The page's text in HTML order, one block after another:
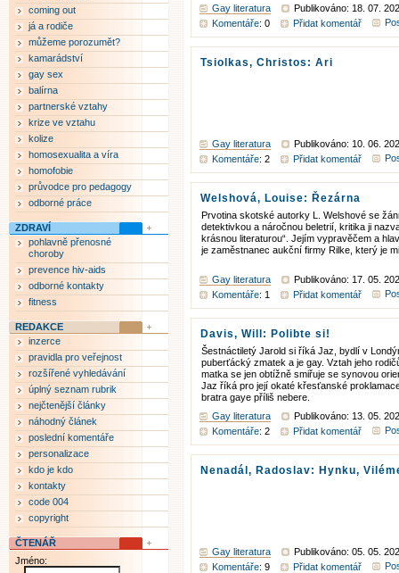
Gay literatura
Publikováno: 18. 07.
Komentáře: 0 Přidat komentář
Tsiolkas, Christos: Ari
Gay literatura
Publikováno: 10. 06.
Komentáře: 2 Přidat komentář
Welshová, Louise: Řezárna
Prvotina skotské autorky L. Welshové se
detektivkou a náročnou beletrií, kritika ji
krásnou literaturou“. Jejím vypravěčem a
je zaměstnanec aukční firmy Rilke, který je
Gay literatura
Publikováno: 17. 05.
Komentáře: 1 Přidat komentář
Davis, Will: Polibte si!
Šestnáctiletý Jarold si říká Jaz, bydlí v
puberťácký zmatek a je gay. Vztah jeho
matka se jen obtížně smiřuje se synovou
Jaz říká pro její okaté křesťanské
bratra gaye příliš nebere.
Gay literatura
Publikováno: 13. 05.
Komentáře: 2 Přidat komentář
Nenadál, Radoslav: Hynku,
Gay literatura
Publikováno: 05. 05.
Komentáře: 9 Přidat komentář
coming out
já a rodiče
můžeme porozumět?
kamarádství
gay sex
balírna
partnerské vztahy
krize ve vztahu
kolize
homosexualita a víra
homofobie
průvodce pro pedagogy
odborné práce
ZDRAVÍ
pohlavně přenosné
choroby
prevence hiv-aids
odborné kontakty
fitness
REDAKCE
inzerce
pravidla pro veřejnost
rozšířené vyhledávání
úplný seznam rubrik
nejčtenější články
náhodný článek
poslední komentáře
personalizace
kdo je kdo
kontakty
code 004
copyright
ČTENÁŘ
Jméno: